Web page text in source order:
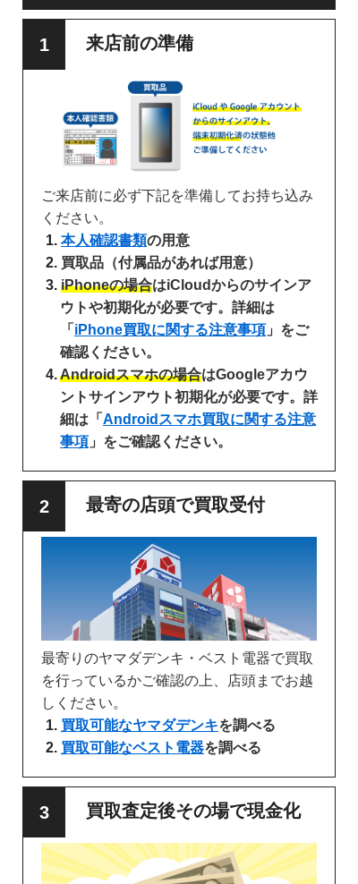
来店前の準備
ご来店前に必ず下記を準備してお持ち込み
ください。
本人確認書類の用意
買取品（付属品があれば用意）
iPhoneの場合はiCloudからのサインア
ウトや初期化が必要です。詳細は
「 iPhone買取に関する注意事項 」をご
確認ください。
Androidスマホの場合はGoogleアカウ
ントサインアウト初期化が必要です。詳
細は「 Androidスマホ買取に関する注意
事項 」をご確認ください。
最寄の店頭で買取受付
最寄りのヤマダデンキ・ベスト電器で買取
を行っているかご確認の上、店頭までお越
しください。
買取可能なヤマダデンキを調べる
買取可能なベスト電器を調べる
買取査定後その場で現金化